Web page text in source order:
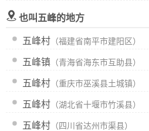
也叫五峰的地方
五峰村 （福建省南平市建阳区）
五峰镇 （青海省海东市互助县）
五峰村 （重庆市巫溪县土城镇）
五峰村 （湖北省十堰市竹溪县）
五峰村 （四川省达州市渠县）